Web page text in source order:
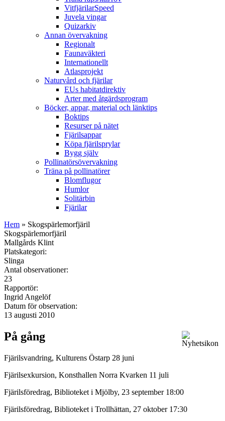
VitfjärilarSpeed
Juvela vingar
Quizarkiv
Annan övervakning
Regionalt
Faunaväkteri
Internationellt
Atlasprojekt
Naturvård och fjärilar
EUs habitatdirektiv
Arter med åtgärdsprogram
Böcker, appar, material och länktips
Boktips
Resurser på nätet
Fjärilsappar
Köpa fjärilsprylar
Bygg själv
Pollinatörsövervakning
Träna på pollinatörer
Blomflugor
Humlor
Solitärbin
Fjärilar
Hem » Skogspärlemorfjäril
Skogspärlemorfjäril
Mallgårds Klint
Platskategori:
Slinga
Antal observationer:
23
Rapportör:
Ingrid Angelöf
Datum för observation:
13 augusti 2010
På gång
Fjärilsvandring, Kulturens Östarp 28 juni
Fjärilsexkursion, Konsthallen Norra Kvarken 11 juli
Fjärilsföredrag, Biblioteket i Mjölby, 23 september 18:00
Fjärilsföredrag, Biblioteket i Trollhättan, 27 oktober 17:30